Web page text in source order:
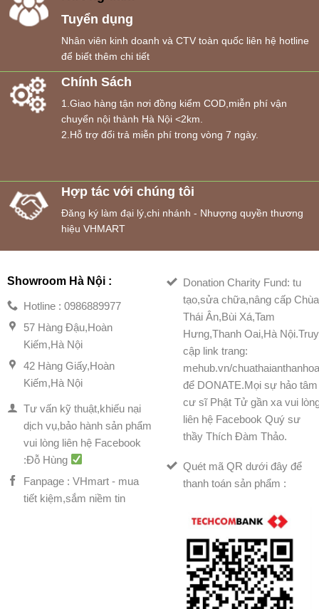
Tuyển dụng
Nhân viên kinh doanh và CTV toàn quốc liên hệ hotline
để biết thêm chi tiết
Chính Sách
1.Giao hàng tận nơi đồng kiểm COD,miễn phí vận
chuyển nội thành Hà Nội <2km.
2.Hỗ trợ đổi trả miễn phí trong vòng 7 ngày.
Hợp tác với chúng tôi
Đăng ký làm đại lý,chi nhánh - Nhượng quyền thương
hiệu VHMART
Showroom Hà Nội :
Hotline : 0986889977
57 Hàng Đậu,Hoàn
Kiếm,Hà Nội
42 Hàng Giấy,Hoàn
Kiếm,Hà Nội
Tư vấn kỹ thuật,khiếu nại
dịch vụ,bảo hành sản phẩm
vui lòng liên hệ Facebook
:Đỗ Hùng
Fanpage : VHmart - mua
tiết kiệm,sắm niềm tin
Donation Charity Fund: tu
tạo,sửa chữa,nâng cấp Chùa
Thái Ân,Bùi Xá,Tam
Hưng,Thanh Oai,Hà Nội.Truy
cập link trang:
mehub.vn/
để DONATE.Mọi sự hảo tâm
cư sĩ Phật Tử gần xa vui
liên hệ Facebook Quý sư
thầy Thích Đàm Thảo.
Quét mã QR dưới đây để
thanh toán sản phẩm :